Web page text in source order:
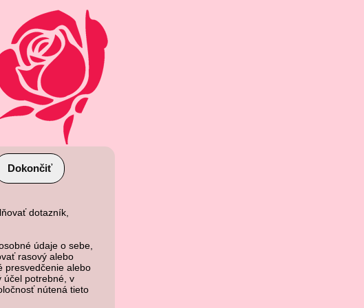
Dokončiť
dotazník,
údaje o sebe,
rasový alebo
presvedčenie alebo
účel potrebné, v
nútená tieto